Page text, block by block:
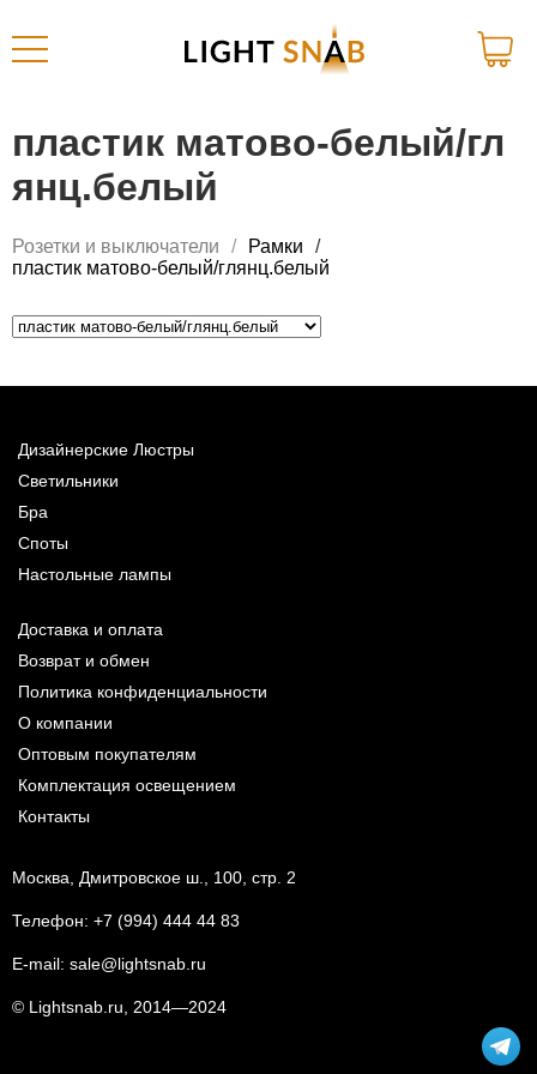
пластик матово-белый/гл
янц.белый
Розетки и выключатели
Рамки
пластик матово-белый/глянц.белый
Дизайнерские Люстры
Светильники
Бра
Споты
Настольные лампы
Доставка и оплата
Возврат и обмен
Политика конфиденциальности
О компании
Оптовым покупателям
Комплектация освещением
Контакты
Москва, Дмитровское ш., 100, стр. 2
Телефон: +7 (994) 444 44 83
E-mail: sale@lightsnab.ru
© Lightsnab.ru, 2014—2024